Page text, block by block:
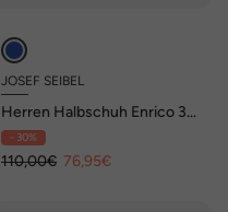
JOSEF SEIBEL
Herren Halbschuh Enrico 32,
indigo-kombi
- 30%
110,00€ 76,95€